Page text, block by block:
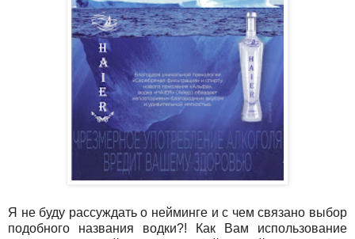
Я не буду рассуждать о нейминге и с чем связано выбор
подобного названия водки?! Как Вам использование